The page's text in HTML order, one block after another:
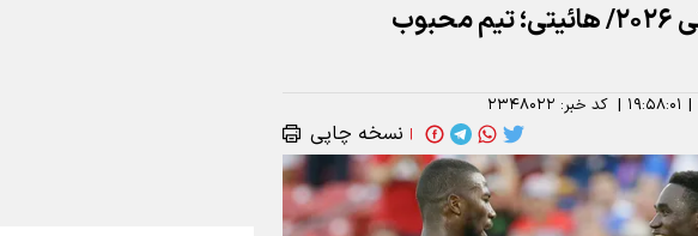
معرفی تیم‌های جام جهانی ۲۰۲۶/ هائیتی؛ تیم محبوب
| ۱۹:۵۸:۰۱ | کد خبر: ۲۳۴۸۰۲۲
| نسخه چاپی